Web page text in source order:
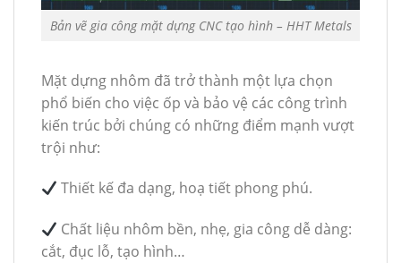
Bản vẽ gia công mặt dựng CNC tạo hình – HHT Metals
Mặt dựng nhôm đã trở thành một lựa chọn
phổ biến cho việc ốp và bảo vệ các công trình
kiến trúc bởi chúng có những điểm mạnh vượt
trội như:
Thiết kế đa dạng, hoạ tiết phong phú.
Chất liệu nhôm bền, nhẹ, gia công dễ dàng:
cắt, đục lỗ, tạo hình…